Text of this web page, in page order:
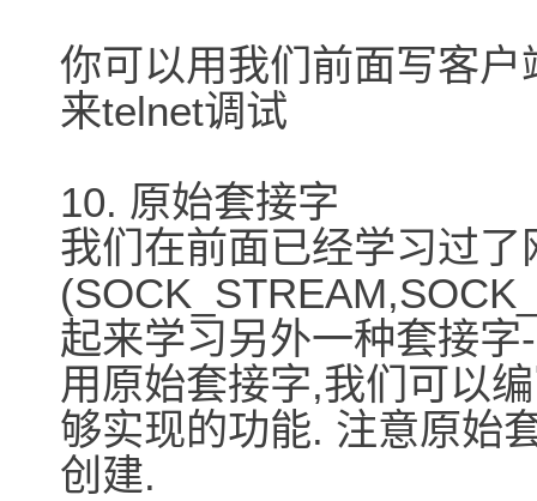
你可以用我们前面写客
来telnet调试
10. 原始套接字
我们在前面已经学习过
起来学习另外一种套接
用原始套接字,我们可以
够实现的功能. 注意原始
创建.